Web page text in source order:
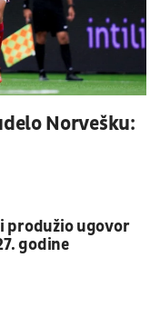
Norvešku:
produžio ugovor
godine